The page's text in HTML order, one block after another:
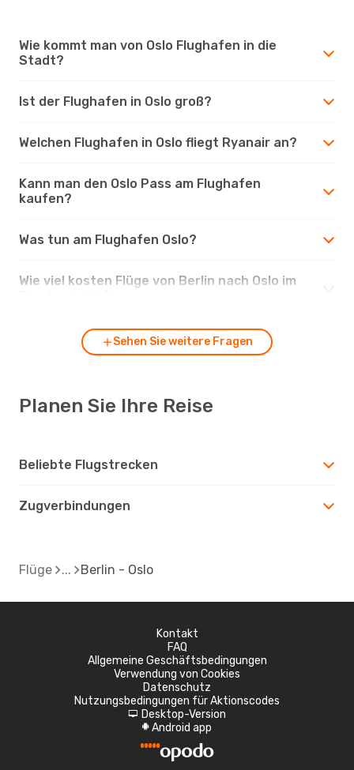
Wie kommt man von Oslo Flughafen in die
Stadt?
Ist der Flughafen in Oslo groß?
Welchen Flughafen in Oslo fliegt Ryanair an?
Kann man den Oslo Pass am Flughafen
kaufen?
Was tun am Flughafen Oslo?
Wie viel kosten Flüge von Berlin nach Oslo im
Sehen Sie weitere Fragen
Planen Sie Ihre Reise
Beliebte Flugstrecken
Zugverbindungen
Flüge Berlin - Oslo
Kontakt
FAQ
Allgemeine Geschäftsbedingungen
Verwendung von Cookies
Datenschutz
Nutzungsbedingungen für Aktionscodes
d Desktop-Version
A Android app